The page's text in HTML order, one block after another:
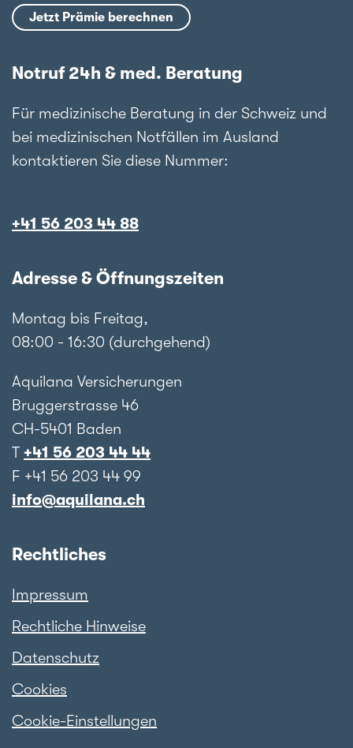
Jetzt Prämie berechnen
Notruf 24h & med. Beratung
Für medizinische Beratung in der Schweiz und
bei medizinischen Notfällen im Ausland
kontaktieren Sie diese Nummer:
+41 56 203 44 88
Adresse & Öffnungszeiten
Montag bis Freitag,
08:00 - 16:30 (durchgehend)
Aquilana Versicherungen
Bruggerstrasse 46
CH-5401 Baden
T +41 56 203 44 44
F +41 56 203 44 99
info@aquilana.ch
Rechtliches
Impressum
Rechtliche Hinweise
Datenschutz
Cookies
Cookie-Einstellungen